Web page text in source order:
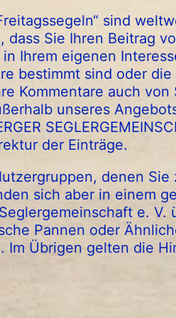
sind
dass Sie Ihren Beitrag
Ihrem eigenen
bestimmt sind oder die
Kommentare auch von
unseres
der Einträge.
denen
sich aber in einem
e. V.
Pannen oder
Übrigen gelten die